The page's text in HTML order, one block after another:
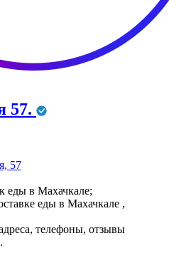
57.
57
еды в Махачкале;
еды в Махачкале ,
телефоны, отзывы